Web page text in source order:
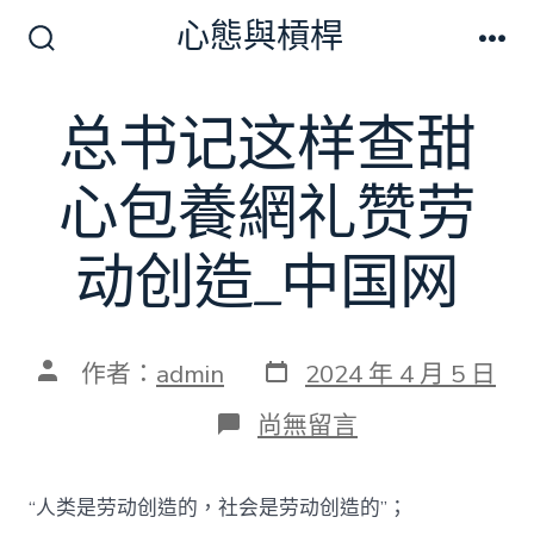
開
心態與槓桿
总书记这样查甜
心包養網礼赞劳
动创造_中国网
文 作者： admin 發
表
日
期
2024 年 4 月 5 日
在
〈总
记
这
尚無留言
“人类是劳动创造的，社会是劳动创造的”；